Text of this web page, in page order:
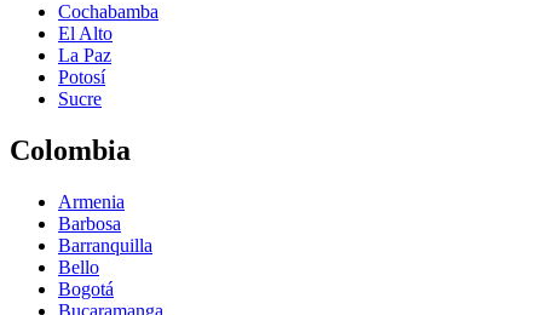
Cochabamba
El Alto
La Paz
Potosí
Sucre
Colombia
Armenia
Barbosa
Barranquilla
Bello
Bogotá
Bucaramanga